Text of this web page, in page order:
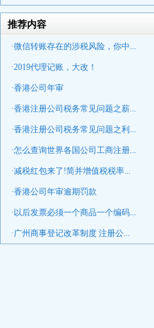
推荐内容
·微信转账存在的涉税风险，你中...
·2019代理记账，大改！
·香港公司年审
·香港注册公司税务常见问题之薪...
·香港注册公司税务常见问题之利...
·怎么查询世界各国公司工商注册...
·减税红包来了!简并增值税税率...
·香港公司年审逾期罚款
·以后发票必须一个商品一个编码...
·广州商事登记改革制度 注册公...